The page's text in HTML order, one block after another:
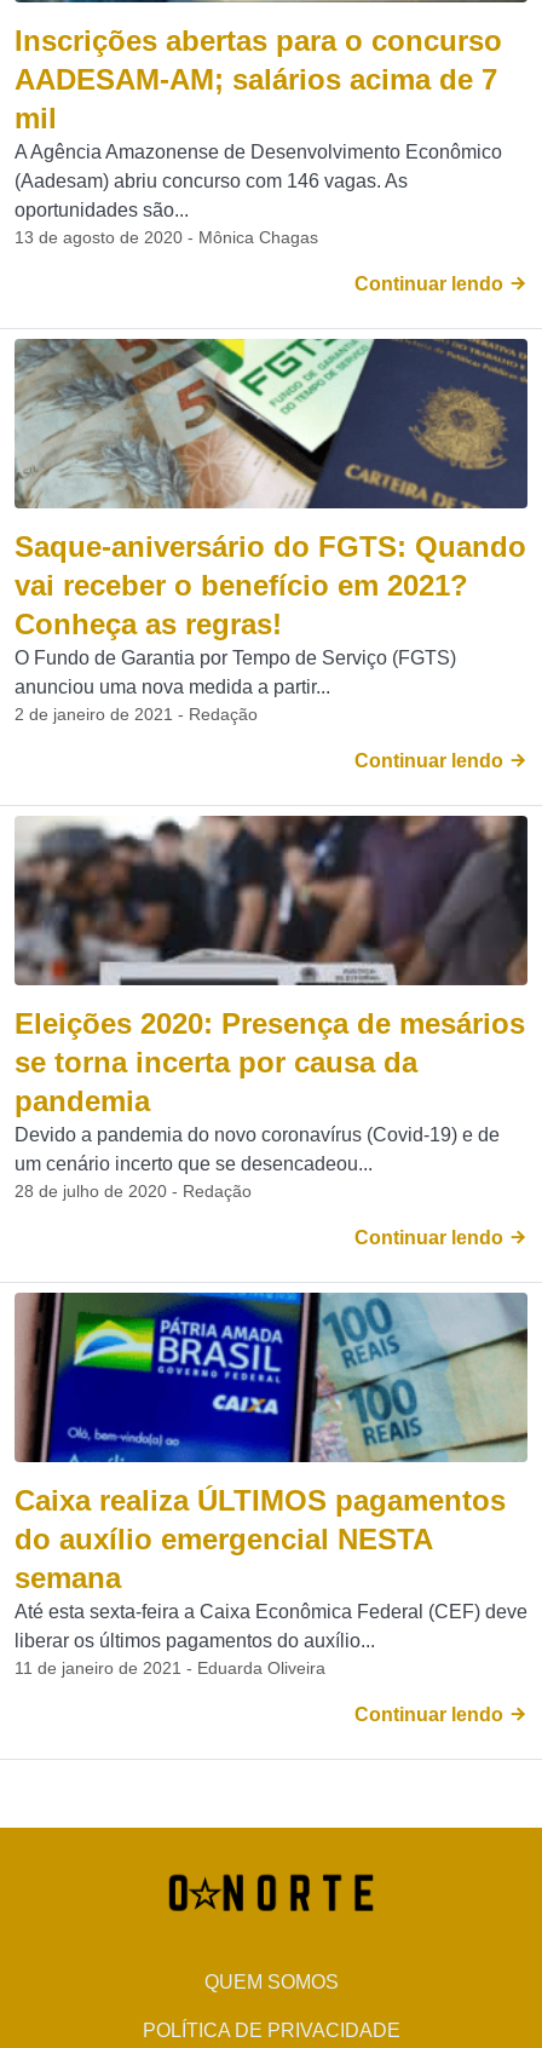
Inscrições abertas para o concurso
AADESAM-AM; salários acima de 7
mil
A Agência Amazonense de Desenvolvimento Econômico
(Aadesam) abriu concurso com 146 vagas. As
oportunidades são...
13 de agosto de 2020 - Mônica Chagas
Continuar lendo
Saque-aniversário do FGTS: Quando
vai receber o benefício em 2021?
Conheça as regras!
O Fundo de Garantia por Tempo de Serviço (FGTS)
anunciou uma nova medida a partir...
2 de janeiro de 2021 - Redação
Continuar lendo
Eleições 2020: Presença de mesários
se torna incerta por causa da
pandemia
Devido a pandemia do novo coronavírus (Covid-19) e de
um cenário incerto que se desencadeou...
28 de julho de 2020 - Redação
Continuar lendo
Caixa realiza ÚLTIMOS pagamentos
do auxílio emergencial NESTA
semana
Até esta sexta-feira a Caixa Econômica Federal (CEF) deve
liberar os últimos pagamentos do auxílio...
11 de janeiro de 2021 - Eduarda Oliveira
Continuar lendo
QUEM SOMOS
POLÍTICA DE PRIVACIDADE